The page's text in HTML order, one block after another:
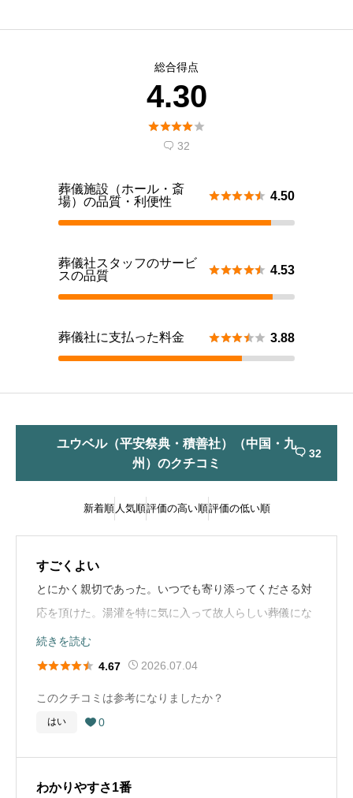
総合得点
4.30

 32
葬儀施設（ホール・斎
場）の品質・利便性
 4.50
葬儀社スタッフのサービ
スの品質
 4.53
葬儀社に支払った料金  3.88
ユウベル（平安祭典・積善社）（中国・九
州）のクチコミ
 32
新着順 人気順評価の高い順評価の低い順
すごくよい
とにかく親切であった。いつでも寄り添ってくださる対
応を頂けた。湯灌を特に気に入って故人らしい葬儀にな
ったのではと思う。
故人は病院でなくなり、一度自宅へ戻った。翌日午前中
に葬儀場へむかい、通夜、葬儀の後、火葬、初七日引寄
せを行った。
続きを読む
 4.67 2026.07.04
このクチコミは参考になりましたか？
はい  0
わかりやすさ1番